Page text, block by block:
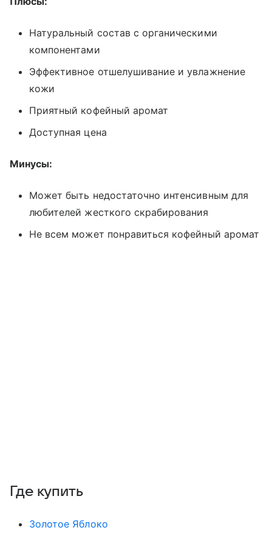
Натуральный состав с органическими
компонентами
Эффективное отшелушивание и увлажнение
кожи
Приятный кофейный аромат
Доступная цена
Минусы:
Может быть недостаточно интенсивным для
любителей жесткого скрабирования
Не всем может понравиться кофейный аромат
Где купить
Золотое Яблоко